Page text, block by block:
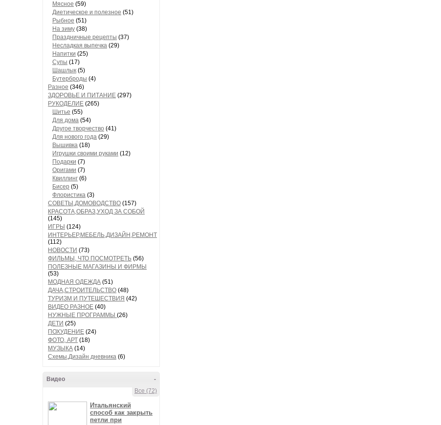
Мясное (59)
Диетическое и полезное (51)
Рыбное (51)
На зиму (38)
Праздничные рецепты (37)
Несладкая выпечка (29)
Напитки (25)
Супы (17)
Шашлык (5)
Бутерброды (4)
Разное (346)
ЗДОРОВЬЕ И ПИТАНИЕ (297)
РУКОДЕЛИЕ (265)
Шитье (55)
Для дома (54)
Другое творчество (41)
Для нового года (29)
Вышивка (18)
Игрушки своими руками (12)
Подарки (7)
Оригами (7)
Квиллинг (6)
Бисер (5)
Флористика (3)
СОВЕТЫ,ДОМОВОДСТВО (157)
КРАСОТА,ОБРАЗ,УХОД ЗА СОБОЙ
(145)
ИГРЫ (124)
ИНТЕРЬЕР,МЕБЕЛЬ,ДИЗАЙН,РЕМОНТ
(112)
НОВОСТИ (73)
ФИЛЬМЫ, ЧТО ПОСМОТРЕТЬ (56)
ПОЛЕЗНЫЕ МАГАЗИНЫ И ФИРМЫ
(53)
МОДНАЯ ОДЕЖДА (51)
ДАЧА,СТРОИТЕЛЬСТВО (48)
ТУРИЗМ И ПУТЕШЕСТВИЯ (42)
ВИДЕО РАЗНОЕ (40)
НУЖНЫЕ ПРОГРАММЫ (26)
ДЕТИ (25)
ПОХУДЕНИЕ (24)
ФОТО, АРТ (18)
МУЗЫКА (14)
Схемы,Дизайн дневника (6)
-
Видео
Все (72)
Итальянский
способ как закрыть
петли при